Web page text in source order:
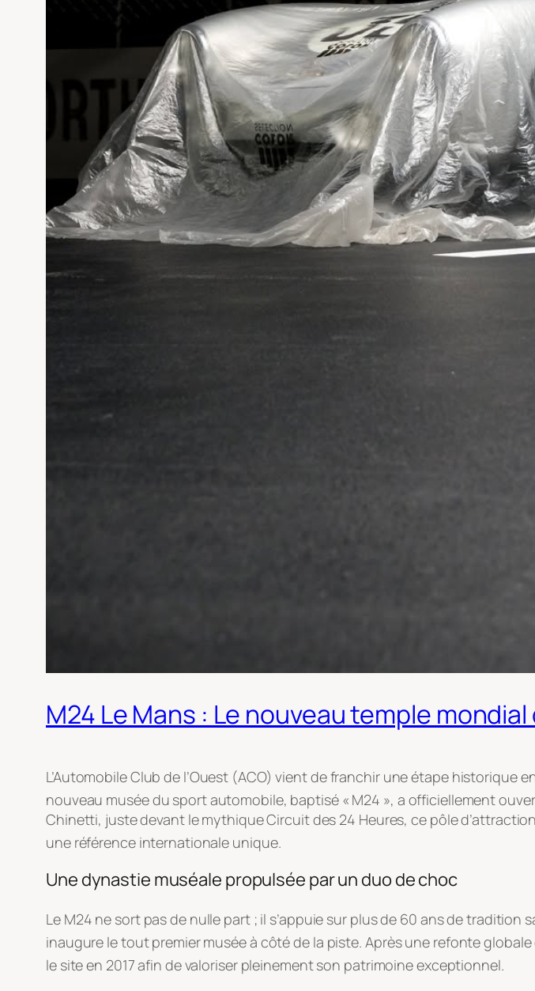
M24 Le Mans : Le nouveau temple
L’Automobile Club de l’Ouest (ACO) vient de franchir une étape historique
nouveau musée du sport automobile, baptisé « M24 », a officiellement
Chinetti, juste devant le mythique Circuit des 24 Heures, ce pôle
une référence internationale unique.
Une dynastie muséale propulsée par un duo de choc
Le M24 ne sort pas de nulle part ; il s’appuie sur plus de 60 ans de tradition
inaugure le tout premier musée à côté de la piste. Après une refonte globale
le site en 2017 afin de valoriser pleinement son patrimoine exceptionnel.